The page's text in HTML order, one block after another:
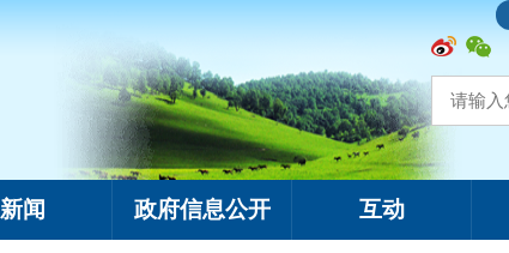
新闻 政府信息公开 互动